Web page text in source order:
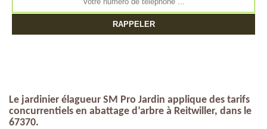
Le jardinier élagueur SM Pro Jardin applique des tarifs
concurrentiels en abattage d’arbre à Reitwiller, dans le
67370.